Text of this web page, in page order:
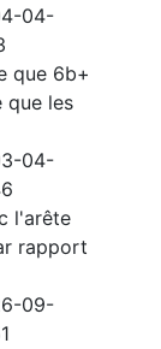
04-
que 6b+
que les
04-
l'arête
rapport
09-